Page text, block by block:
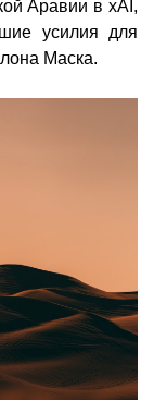
Аравии в xAI,
усилия для
Маска.